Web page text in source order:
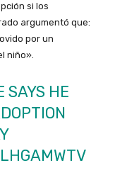
si los
argumentó que:
por un
niño».
SAYS HE